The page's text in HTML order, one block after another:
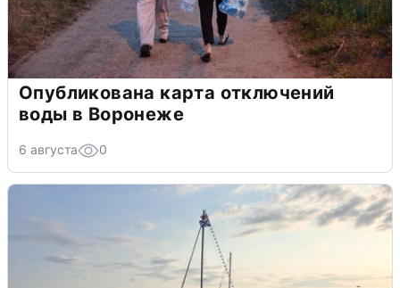
Опубликована карта отключений
воды в Воронеже
6 августа 0